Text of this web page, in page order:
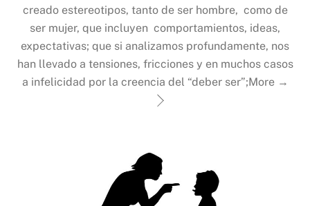
creado estereotipos, tanto de ser hombre, como de
ser mujer, que incluyen comportamientos, ideas,
expectativas; que si analizamos profundamente, nos
han llevado a tensiones, fricciones y en muchos casos
a infelicidad por la creencia del “deber ser”;More →